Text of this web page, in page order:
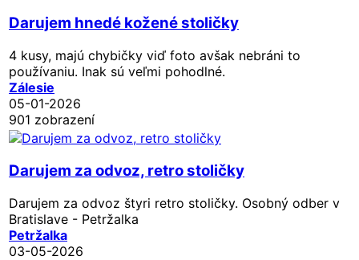
Darujem hnedé kožené stoličky
4 kusy, majú chybičky viď foto avšak nebráni to
používaniu. Inak sú veľmi pohodlné.
Zálesie
05-01-2026
901 zobrazení
Darujem za odvoz, retro stoličky
Darujem za odvoz štyri retro stoličky. Osobný odber v
Bratislave - Petržalka
Petržalka
03-05-2026